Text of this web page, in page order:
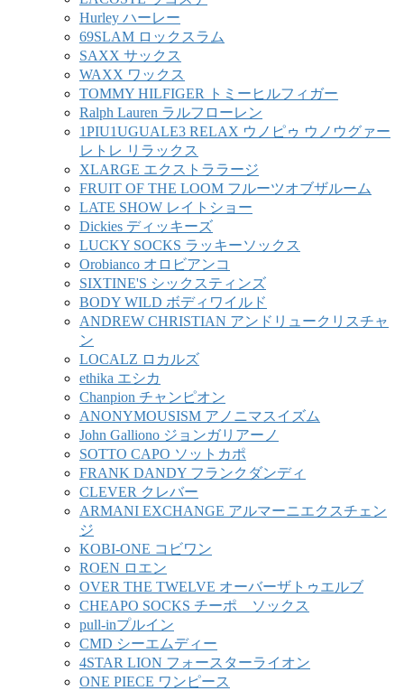
Hurley ハーレー
69SLAM ロックスラム
SAXX サックス
WAXX ワックス
TOMMY HILFIGER トミーヒルフィガー
Ralph Lauren ラルフローレン
1PIU1UGUALE3 RELAX ウノピゥ ウノウグァー
レトレ リラックス
XLARGE エクストララージ
FRUIT OF THE LOOM フルーツオブザルーム
LATE SHOW レイトショー
Dickies ディッキーズ
LUCKY SOCKS ラッキーソックス
Orobianco オロビアンコ
SIXTINE'S シックスティンズ
BODY WILD ボディワイルド
ANDREW CHRISTIAN アンドリュークリスチャ
ン
LOCALZ ロカルズ
ethika エシカ
Chanpion チャンピオン
ANONYMOUSISM アノニマスイズム
John Galliono ジョンガリアーノ
SOTTO CAPO ソットカポ
FRANK DANDY フランクダンディ
CLEVER クレバー
ARMANI EXCHANGE アルマーニエクスチェン
ジ
KOBI-ONE コビワン
ROEN ロエン
OVER THE TWELVE オーバーザトゥエルブ
CHEAPO SOCKS チーポ ソックス
pull-inプルイン
CMD シーエムディー
4STAR LION フォースターライオン
ONE PIECE ワンピース